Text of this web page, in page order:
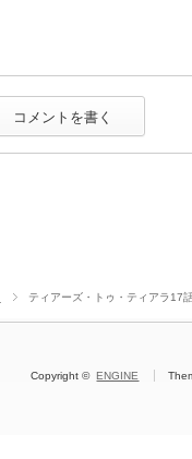
ティアーズ・トゥ・ティアラ17
Copyright ©ENGINE